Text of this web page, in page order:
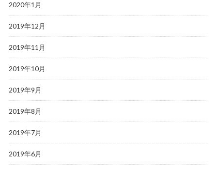
2020年1月
2019年12月
2019年11月
2019年10月
2019年9月
2019年8月
2019年7月
2019年6月